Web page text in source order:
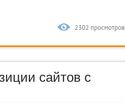
2302 просмотров
сайтов с